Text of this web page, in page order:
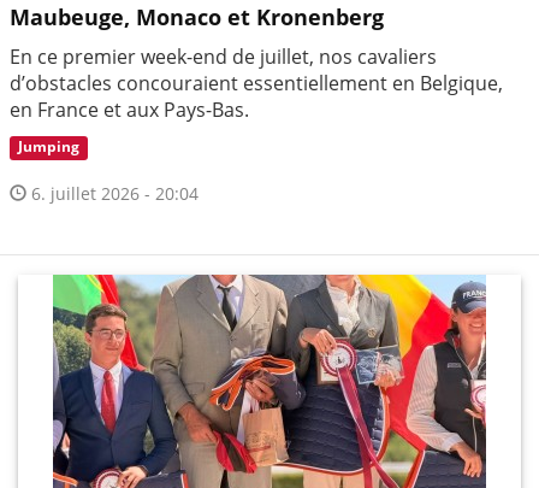
Maubeuge, Monaco et Kronenberg
En ce premier week-end de juillet, nos cavaliers
d’obstacles concouraient essentiellement en Belgique,
en France et aux Pays-Bas.
Jumping
6. juillet 2026 - 20:04